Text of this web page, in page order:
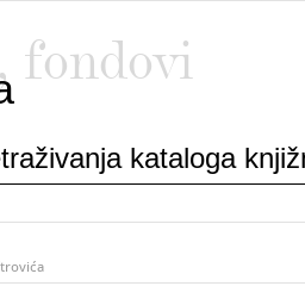
fondovi
kataloga